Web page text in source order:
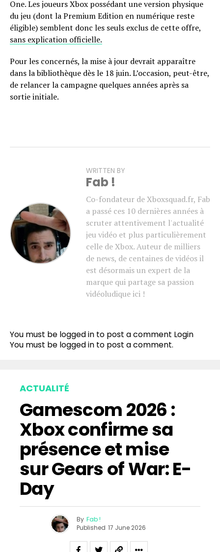
One. Les joueurs Xbox possédant une version physique
du jeu (dont la Premium Edition en numérique reste
éligible) semblent donc les seuls exclus de cette offre,
sans explication officielle.
Pour les concernés, la mise à jour devrait apparaître
dans la bibliothèque dès le 18 juin. L’occasion, peut-être,
de relancer la campagne quelques années après sa
sortie initiale.
WRITTEN BY
Fab !
Co-fondateur de Xboxsquad.fr, Fab
a passé ces 10 dernières années à
scruter attentivement l'actualité
jeu vidéo et plus particulièrement
celle de Xbox. Auteur de milliers
de news, de centaines de vidéos il
est désormais un expert de la
marque qui partage sa passion
vidéoludique ici !
You must be logged in to post a comment Login
You must be logged in to post a comment.
ACTUALITÉ
Gamescom 2026 :
Xbox confirme sa
présence et mise
sur Gears of War: E-
Day
By Fab !
Published 17 June 2026